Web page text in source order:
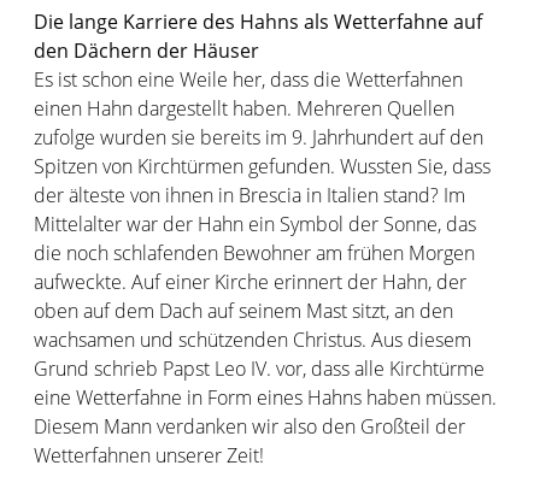
Die lange Karriere des Hahns als Wetterfahne auf
den Dächern der Häuser
Es ist schon eine Weile her, dass die Wetterfahnen
einen Hahn dargestellt haben. Mehreren Quellen
zufolge wurden sie bereits im 9. Jahrhundert auf den
Spitzen von Kirchtürmen gefunden. Wussten Sie, dass
der älteste von ihnen in Brescia in Italien stand? Im
Mittelalter war der Hahn ein Symbol der Sonne, das
die noch schlafenden Bewohner am frühen Morgen
aufweckte. Auf einer Kirche erinnert der Hahn, der
oben auf dem Dach auf seinem Mast sitzt, an den
wachsamen und schützenden Christus. Aus diesem
Grund schrieb Papst Leo IV. vor, dass alle Kirchtürme
eine Wetterfahne in Form eines Hahns haben müssen.
Diesem Mann verdanken wir also den Großteil der
Wetterfahnen unserer Zeit!